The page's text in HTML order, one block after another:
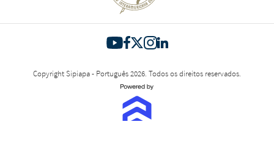
Copyright Sipiapa - Português 2026. Todos os direitos reservados.